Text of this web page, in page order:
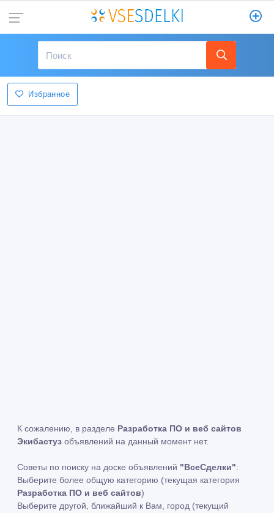
Избранное
К сожалению, в разделе Разработка ПО и веб сайтов
Экибастуз объявлений на данный момент нет.
Советы по поиску на доске объявлений "ВсеСделки":
Выберите более общую категорию (текущая категория
Разработка ПО и веб сайтов)
Выберите другой, ближайший к Вам, город (текущий